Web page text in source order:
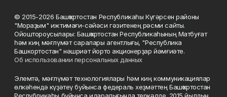
© 2015-2026 Башҡортостан Республикаһы Күгәрсен районы
"Мораҙым" ижтимағи-сәйәси гәзитенең рәсми сайты.
Ойоштороусылары: Башҡортостан Республикаһының Матбуғат
һәм киң мәғлүмәт саралары агентлығы, "Республика
Башкортостан" нәшриәт йорто акционерҙар йәмғиәте.
Об использовании персональных данных
Элемтә, мәғлүмәт технологиялары һәм киң коммуникациялар
өлкәһендә күҙәтеү буйынса федераль хеҙмәттең Башҡортостан